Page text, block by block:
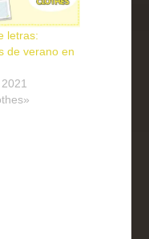
letras:
de verano en